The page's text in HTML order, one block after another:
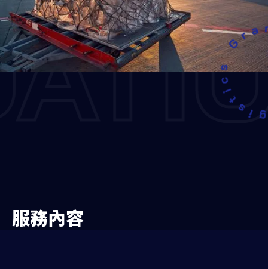
服務內容